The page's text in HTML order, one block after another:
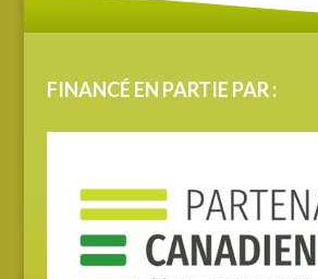
FINANCÉ EN PARTIE PAR :